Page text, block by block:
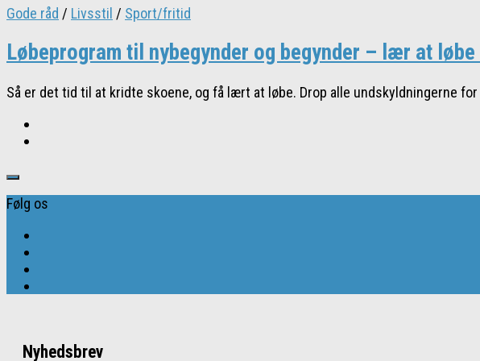
Gode råd / Livsstil / Sport/fritid
Løbeprogram til nybegynder og begynder – lær at løbe
Så er det tid til at kridte skoene, og få lært at løbe. Drop alle undskyldningerne
Følg os
Nyhedsbrev